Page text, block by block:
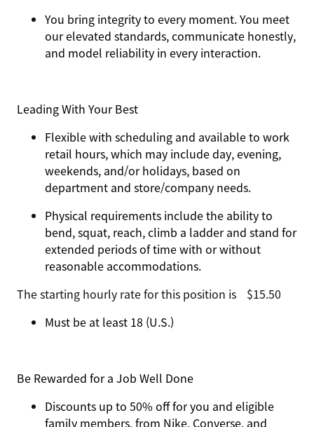
You bring integrityto every moment. You meet
our elevated standards, communicate honestly,
and model reliability in every interaction.
Leading With Your Best
Flexible with scheduling and available to work
retail hours, which may include day, evening,
weekends, and/or holidays, based on
department and store/company needs.
Physical requirements include the ability to
bend, squat, reach, climb a ladder and stand for
extended periods of time with or without
reasonable accommodations.
The starting hourly rate for this position isㅤ$15.50
Must be at least 18 (U.S.)
Be Rewarded for a Job Well Done
Discounts up to 50% off for you and eligible
family members, from Nike, Converse, and